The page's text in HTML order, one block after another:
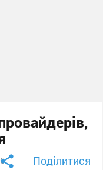
Поділитися